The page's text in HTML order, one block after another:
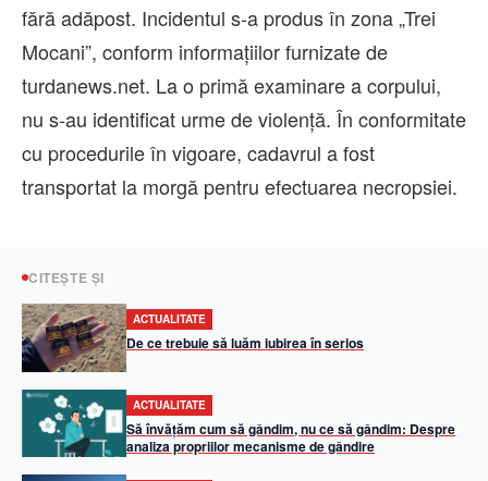
fără adăpost. Incidentul s-a produs în zona „Trei
Mocani”, conform informațiilor furnizate de
turdanews.net. La o primă examinare a corpului,
nu s-au identificat urme de violență. În conformitate
cu procedurile în vigoare, cadavrul a fost
transportat la morgă pentru efectuarea necropsiei.
CITEȘTE ȘI
ACTUALITATE
De ce trebuie să luăm iubirea în serios
ACTUALITATE
Să învățăm cum să gândim, nu ce să gândim: Despre
analiza propriilor mecanisme de gândire